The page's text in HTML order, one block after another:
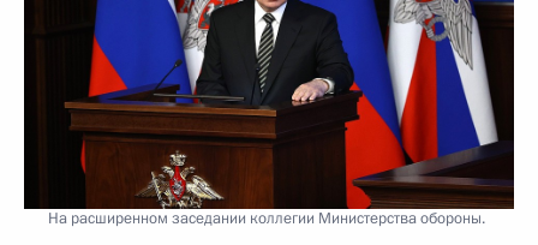
На расширенном заседании коллегии Министерства обороны.